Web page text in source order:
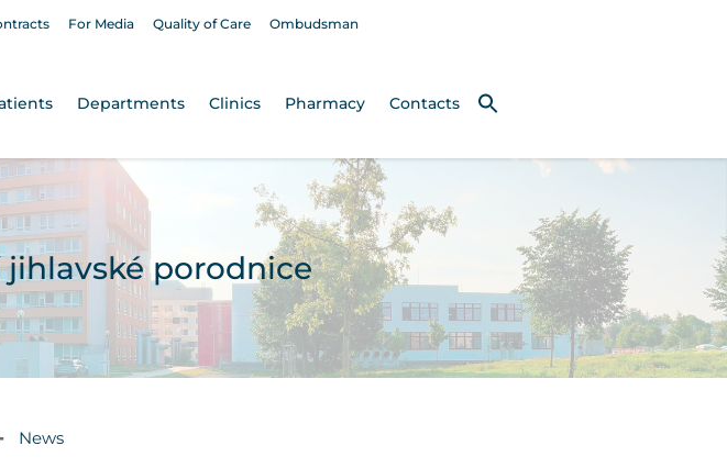
For Media Quality of Care Ombudsman
Departments Clinics Pharmacy Contacts
porodnice
News